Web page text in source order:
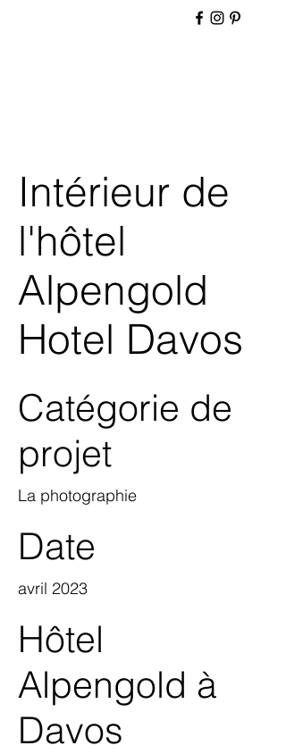
Intérieur de
l'hôtel
Alpengold
Hotel Davos
Catégorie de
projet
La photographie
Date
avril 2023
Hôtel
Alpengold à
Davos